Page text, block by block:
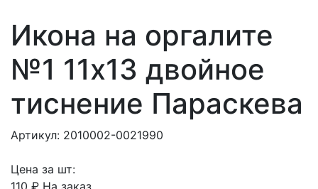
Икона на оргалите
№1 11х13 двойное
тиснение Параскева
Артикул: 2010002-0021990
Цена за шт:
110 ₽ На заказ